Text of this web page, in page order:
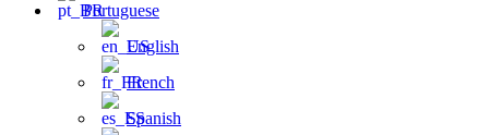
Portuguese
English
French
Spanish